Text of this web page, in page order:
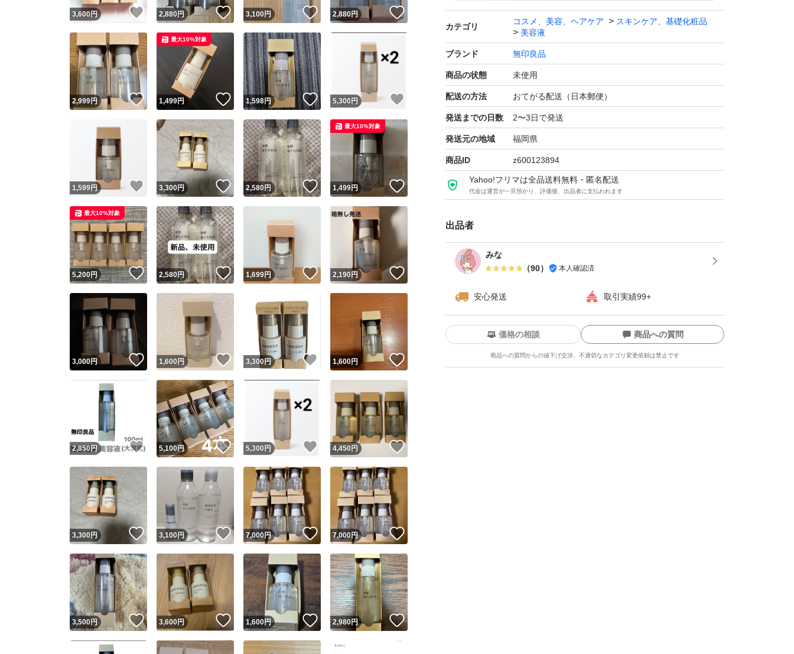
【個数】2個
【商品の状態】未使用
【特徴】無香料、無着色、無鉱物油、弱酸性、パラベンフリー、
アルコールフリー、アレルギーテスト済み
ご覧頂きあリがとうございます。
無印良品 発酵導入美容液 50ml
ブランド：無印良品
ブランド：無印良品
カテゴリ
コスメ、美容、ヘアケア
スキンケア、基礎化粧品
美容液
ブランド 無印良品
商品の状態 未使用
配送の方法 おてがる配送（日本郵便）
発送までの日数 2〜3日で発送
発送元の地域 福岡県
商品ID z600123894
Yahoo!フリマは全品送料無料・匿名配送
代金は運営が一旦預かり、評価後、出品者に支払われます
出品者
みな
（90） 本人確認済
安心発送 取引実績99+
ユーザーの実績について
Yahoo!フリマが定めた一定の基準を満たしたユーザーにバッジを付与しています
安心取引出品者
安心取引出品者 Yahoo!フリマの基準をクリアした安心・安全なユーザーです
取引実績
取引実績◯+ このユーザーはYahoo!フリマの取引を完了させた実績があります
他フリマ実績◯+ このユーザーは他フリマサービスでの取引実績があります
スピード&安心発送
価格の相談 商品への質問
商品への質問からの値下げ交渉、不適切なカテゴリ変更依頼は禁止です
この商品の情報をコピーします
商品画像の無断転載は禁止されています
コピーは1商品につき1回です
出品ページへ
3,600円 いいね！
2,880円 いいね！
3,100円 いいね！
2,880円
2,999円 いいね！
1,499円 いいね！
最大10%対象
1,598円 いいね！
5,300 円
1,599円 いいね！
3,300円 いいね！
2,580円 いいね！
1,499円 いいね！
最大10%対象
5,200円 いいね！
最大10%対象
2,580円 いいね！
1,699円 いいね！
2,190円
3,000円 いいね！
1,600円 いいね！
3,300円 いいね！
1,600円
2,850円 いいね！
5,100円 いいね！
5,300 円 いいね！
4,450円 いいね！
3,300円 いいね！
3,100円 いいね！
7,000円 いいね！
7,000円
3,500円 いいね！
3,600円 いいね！
1,600円 いいね！
2,980円 いいね！